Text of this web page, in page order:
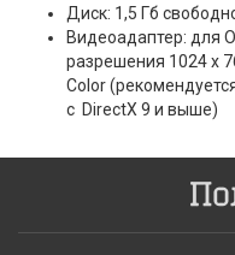
Диск: 1,5 Гб
Видеоадаптер: для
разрешения 1024 x
Color
с DirectX 9 и выше)